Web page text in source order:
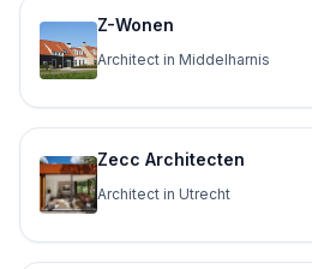
Z-Wonen
Architect in Middelharnis
Zecc Architecten
Architect in Utrecht